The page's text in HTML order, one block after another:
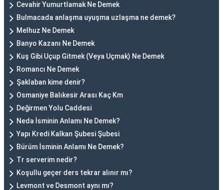
Cevahir Yumurtlamak Ne Demek
Bulmacada anlaşma uyuşma uzlaşma ne demek?
Melhuz Ne Demek
Banyo Kazanı Ne Demek
Kuş Gibi Uçup Gitmek (Veya Uçmak) Ne Demek
Romancı Ne Demek
Şaklaban kime denir?
Osmaniye Balıkesir Arası Kaç Km
Değirmen Yolu Caddesi
Neda İsminin Anlamı Ne Demek?
Yapı Kredi Kalkan Şubesi Şubesi
Bürüm İsminin Anlamı Ne Demek?
Tr serverim nedir?
Koşullu geçer ders tekrar alınır mı?
Levmont ve Desmont aynı mı?